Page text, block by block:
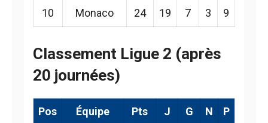
10 Monaco 24 19 7 3 9
Classement Ligue 2 (après
20 journées)
Pos Équipe Pts J G N P